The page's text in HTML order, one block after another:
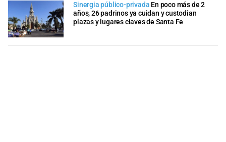
Sinergia público-privada En poco más de 2
años, 26 padrinos ya cuidan y custodian
plazas y lugares claves de Santa Fe